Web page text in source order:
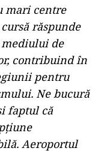
mari centre
răspunde
de
contribuind în
pentru
Ne bucură
faptul că
Aeroportul